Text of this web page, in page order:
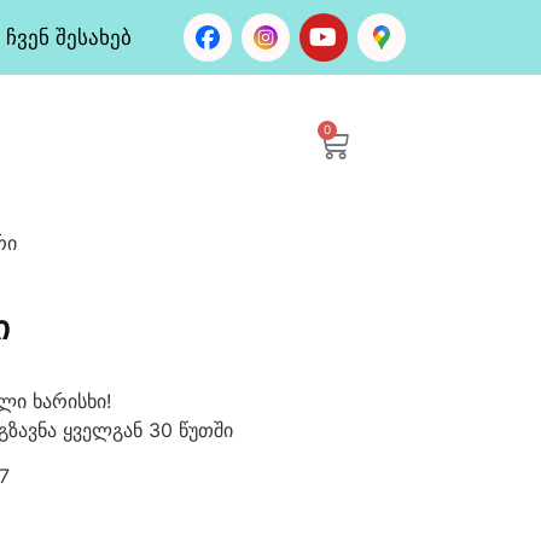
ჩვენ შესახებ
0
ხარისხი!
ყველგან 30 წუთში